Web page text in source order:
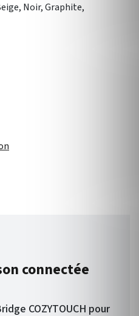
Noir, Graphite,
connectée
COZYTOUCH pour